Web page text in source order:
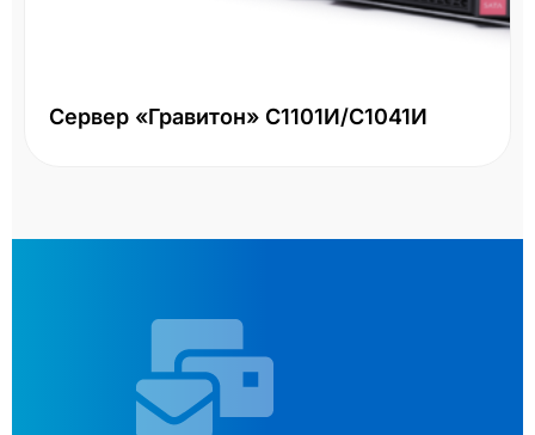
Сервер «Гравитон» С1101И/С1041И